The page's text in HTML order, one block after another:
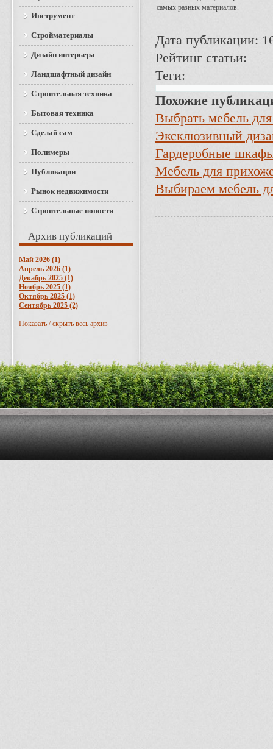
самых разных материалов.
Дата публикации:
Рейтинг статьи:
Теги:
Похожие
Выбрать мебель
Эксклюзивный
Гардеробные
Мебель для
Выбираем мебель
Инструмент
Стройматериалы
Дизайн интерьера
Ландшафтный дизайн
Строительная техника
Бытовая техника
Сделай сам
Полимеры
Публикации
Рынок недвижимости
Строительные новости
Архив публикаций
Май 2026 (1)
Апрель 2026 (1)
Декабрь 2025 (1)
Ноябрь 2025 (1)
Октябрь 2025 (1)
Сентябрь 2025 (2)
Показать / скрыть весь архив